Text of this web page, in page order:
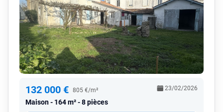
132 000 € 805 €/m²
Maison 164 m² - 8 pièces
23/02/2026